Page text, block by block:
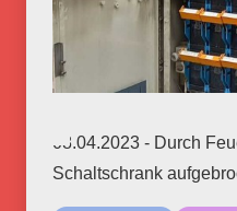
08.04.2023 - Durch
Schaltschrank